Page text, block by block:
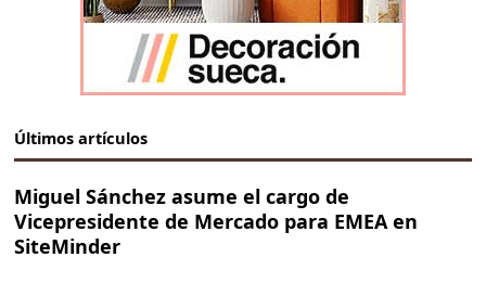
Últimos artículos
Miguel Sánchez asume el cargo de
Vicepresidente de Mercado para EMEA en
SiteMinder